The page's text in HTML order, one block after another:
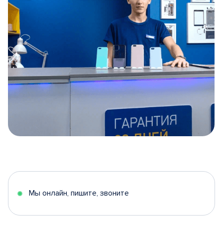
5
Мы онлайн, пишите, звоните